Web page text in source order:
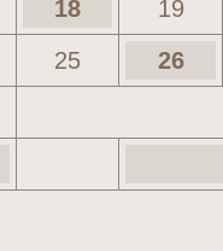
18
19
25
26